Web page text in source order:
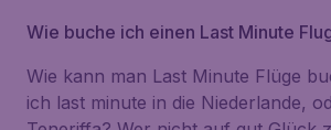
Wie buche ich einen Last Minute
Wie kann man Last Minute Flüge
ich last minute in die Niederlande,